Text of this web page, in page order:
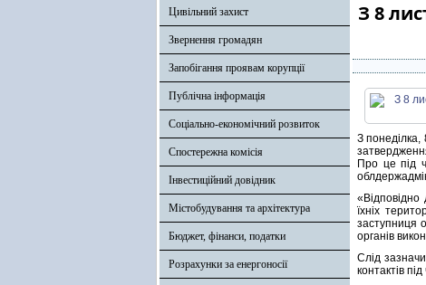
Цивільний захист
Звернення громадян
Запобігання проявам корупції
Публічна інформація
Соціально-економічний розвиток
Спостережна комісія
Інвестиційний довідник
Містобудування та архітектура
Бюджет, фінанси, податки
Розрахунки за енергоносії
З 8
З понеділка,
Про це під
їхніх
заступниця
органів
Слід
контактів